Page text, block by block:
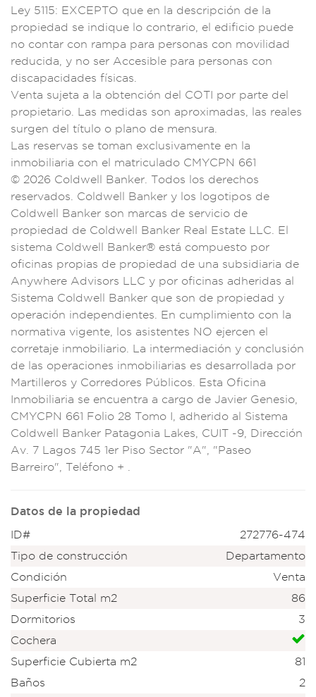
Ley 5115: EXCEPTO que en la descripción de la
propiedad se indique l o contrario, el edificio puede
no contar con rampa para personas con movilidad
reducida, y no ser Accesible para personas con
discapacidades físicas.
Venta sujeta a la obtención del COTI por parte del
propietario. Las medidas son aproximadas, las reales
surgen del título o pl ano de mensura.
Las reservas se toman exclusivamente en la
inmobiliaria con el matriculado CMYCPN 661
© 2026 Coldwell Banker. Todos los derechos
reservados. Coldwell Banker y los logotipos de
Coldwell Banker son marcas de servicio de
propiedad de Coldwell Banker Rea l Estate LLC.
El
sistema Coldwell Banker® está compuesto por
oficinas propias de propiedad de una subsidiaria de
Anywhere Advisors L LC y por oficinas adheridas al
Sistema Coldwell Banker que son de propiedad y
operación independientes. En cumplimiento con la
normativa vigente, los asistentes NO ejercen el
corretaje inmobiliario. La intermediación y conclusión
de las operaciones inmobiliarias es desarrollada por
Martill eros y Corredores Públicos. Esta Oficina
Inmobiliaria se encuentra a cargo de Javier Genesio,
CMYCPN 661 Fol io 28 Tomo I, adherido al Sistema
Coldwell
Banker Patagonia Lakes, CUIT -9, Dirección
Av. 7 Lagos 745 1er Piso Sector "A", "Paseo
Barreiro", Teléfono + .
Datos de la propiedad
ID#
272776-474
Tipo de construcción
Departamento
Condición
Venta
Superficie Total m2
86
Dormitorios
3
Cochera
Superficie Cubierta m2
81
Baños
2